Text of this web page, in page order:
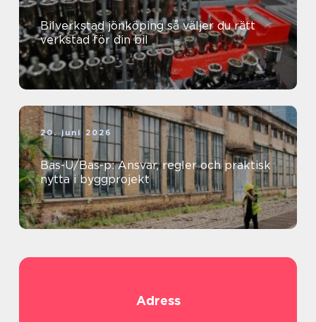
Bilverkstad jönköping så väljer du rätt
verkstad för din bil
20. juni 2026
Bas-U/Bas-p: Ansvar, regler och praktisk
nytta i byggprojekt
Adress